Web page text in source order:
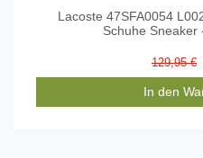
Lacoste 47SFA0054
Schuhe Sneaker
129,95 €
In den